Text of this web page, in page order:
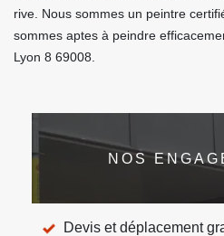
rive. Nous sommes un peintre
sommes aptes à peindre
Lyon 8 69008.
NOS
Devis et déplacement